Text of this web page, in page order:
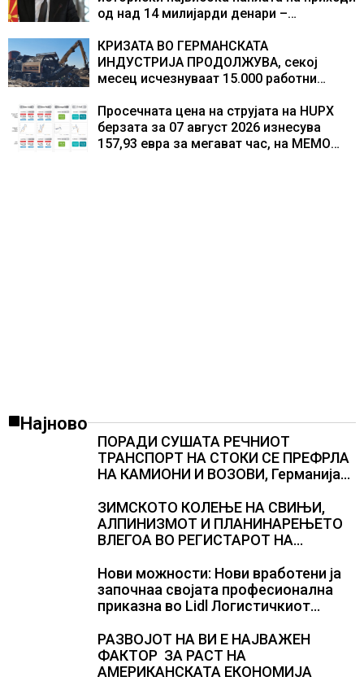
од над 14 милијарди денари –
резултати
КРИЗАТА ВО ГЕРМАНСКАТА
ИНДУСТРИЈА ПРОДОЛЖУВА, секој
месец исчезнуваат 15.000 работни
Просечната цена на струјата на HUPX
берзата за 07 август 2026 изнесува
157,93 евра за мегават час, на МЕМО
Најново
ПОРАДИ СУШАТА РЕЧНИОТ
ТРАНСПОРТ НА СТОКИ СЕ ПРЕФРЛА
НА КАМИОНИ И ВОЗОВИ, Германија
камионџиите да возат и во недела
ЗИМСКОТО КОЛЕЊЕ НА СВИЊИ,
АЛПИНИЗМОТ И ПЛАНИНАРЕЊЕТО
ВЛЕГОА ВО РЕГИСТАРОТ НА
СЛОВЕНИЈА
Нови можности: Нови вработени ја
започнаа својата професионална
приказна во Lidl Логистичкиот
РАЗВОЈОТ НА ВИ Е НАЈВАЖЕН
ФАКТОР ЗА РАСТ НА
АМЕРИКАНСКАТА ЕКОНОМИЈА